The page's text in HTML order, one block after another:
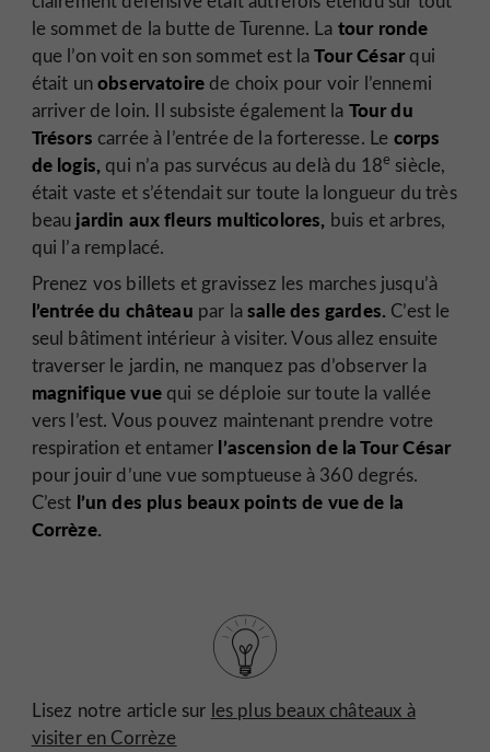
le sommet de la butte de Turenne. La tour ronde
que l’on voit en son sommet est laTour Césarqui
était unobservatoire de choix pour voir l’ennemi
arriver de loin. Il subsiste également la Tour du
Trésors carrée à l’entrée de la forteresse. Le corps
de logis, qui n’a pas survécus au delà du 18e siècle,
était vaste et s’étendait sur toute la longueur du très
beau jardin aux fleurs multicolores, buis et arbres,
qui l’a remplacé.
Prenez vos billets et gravissez les marches jusqu’à
l’entrée du château par lasalle des gardes. C’est le
seul bâtiment intérieur à visiter. Vous allez ensuite
traverser le jardin, ne manquez pas d’observer la
magnifique vuequi se déploie sur toute la vallée
vers l’est. Vous pouvez maintenant prendre votre
respiration et entamer l’ascension de la Tour César
pour jouir d’une vue somptueuse à 360 degrés.
C’est l’un des plus beaux points de vue de la
Corrèze.
Lisez notre article sur les plus beaux châteaux à
visiter en Corrèze